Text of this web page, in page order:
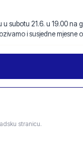
subotu 21.6. u 19.00
i susjedne mjesne
s 87 potpisa proslijedili
je vide i drugi mjesni
stranicu.